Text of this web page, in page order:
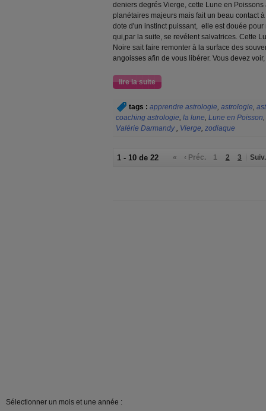
deniers degrés Vierge, cette Lune en
planétaires majeurs mais fait un beau contact
dote d'un instinct puissant, elle est douée
qui,par la suite, se revélent salvatrices. Cette
Noire sait faire remonter à la surface des
angoisses afin de vous libérer. Vous devez
lire la suite
tags : apprendre astrologie, astrologie,
coaching astrologie, la lune, Lune en Poisson,
Valérie Darmandy, Vierge, zodiaque
1 - 10 de 22 « ‹ Préc. 1 2 3 Suiv.
Sélectionner un mois et une année :